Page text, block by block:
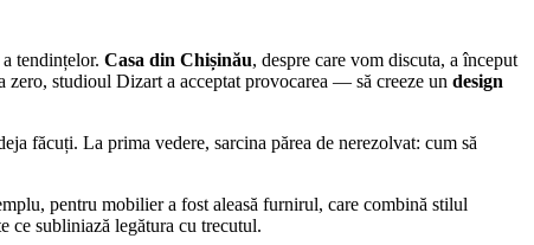
tendințelor. Casa din Chișinău, despre care vom discuta, a început
zero, studioul Dizart a acceptat provocarea — să creeze un design
făcuți. La prima vedere, sarcina părea de nerezolvat: cum să
pentru mobilier a fost aleasă furnirul, care combină stilul
ce subliniază legătura cu trecutul.